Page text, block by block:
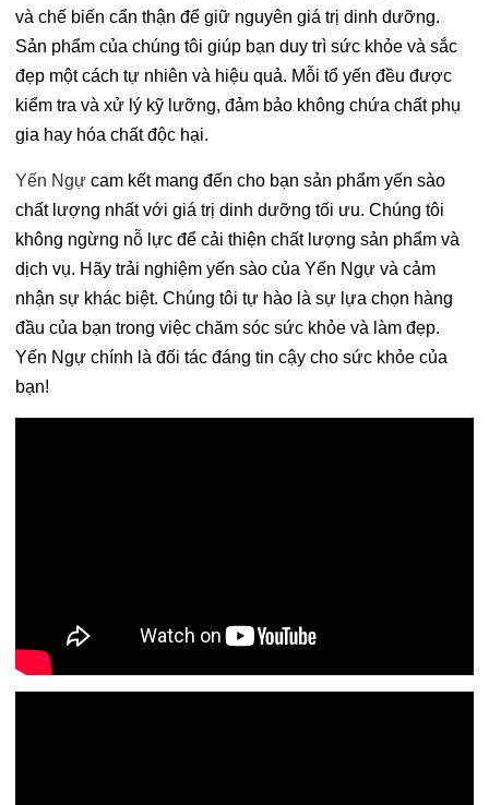
và chế biến cẩn thận để giữ nguyên giá trị dinh dưỡng.
Sản phẩm của chúng tôi giúp bạn duy trì sức khỏe và sắc
đẹp một cách tự nhiên và hiệu quả. Mỗi tổ yến đều được
kiểm tra và xử lý kỹ lưỡng, đảm bảo không chứa chất phụ
gia hay hóa chất độc hại.
Yến Ngự cam kết mang đến cho bạn sản phẩm yến sào
chất lượng nhất với giá trị dinh dưỡng tối ưu. Chúng tôi
không ngừng nỗ lực để cải thiện chất lượng sản phẩm và
dịch vụ. Hãy trải nghiệm yến sào của Yến Ngự và cảm
nhận sự khác biệt. Chúng tôi tự hào là sự lựa chọn hàng
đầu của bạn trong việc chăm sóc sức khỏe và làm đẹp.
Yến Ngự chính là đối tác đáng tin cậy cho sức khỏe của
bạn!